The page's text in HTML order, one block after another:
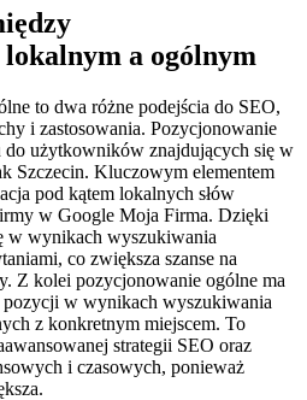
a ogólnym
to dwa różne podejścia do SEO,
i zastosowania. Pozycjonowanie
do użytkowników znajdujących się w
Szczecin. Kluczowym elementem
pod kątem lokalnych słów
w Google Moja Firma. Dzięki
w wynikach wyszukiwania
co zwiększa szanse na
Z kolei pozycjonowanie ogólne ma
pozycji w wynikach wyszukiwania
z konkretnym miejscem. To
strategii SEO oraz
i czasowych, ponieważ